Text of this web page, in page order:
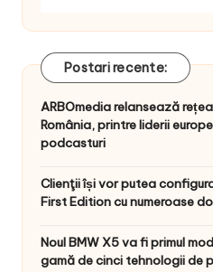
Postari recente:
ARBOmedia relansează
România, printre liderii
podcasturi
Clienţii își vor putea
First Edition cu numeroase
Noul BMW X5 va fi primul
gamă de cinci tehnologii de